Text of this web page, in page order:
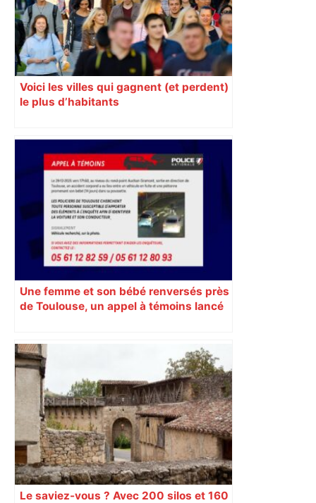
Voici les villes qui gagnent (et perdent)
le plus d’habitants
Une femme et son bébé renversés près
de Toulouse, un appel à témoins lancé
Le saviez-vous ? Avec 200 silos et 160